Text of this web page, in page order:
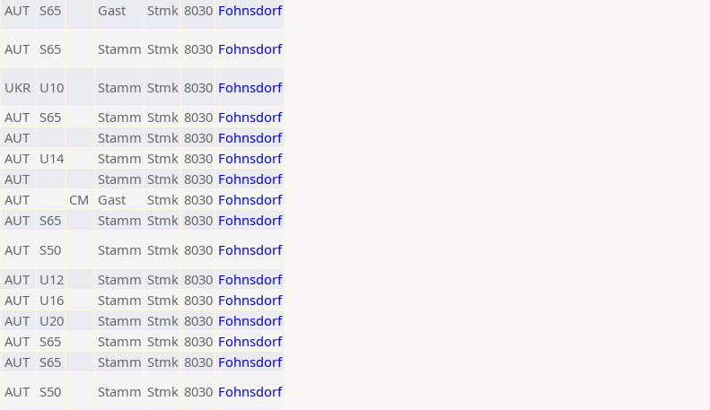
AUT S65 Gast Stmk 8030 Fohnsdorf
AUT S65 Stamm Stmk 8030 Fohnsdorf
UKR U10 Stamm Stmk 8030 Fohnsdorf
AUT S65 Stamm Stmk 8030 Fohnsdorf
AUT Stamm Stmk 8030 Fohnsdorf
AUT U14 Stamm Stmk 8030 Fohnsdorf
AUT Stamm Stmk 8030 Fohnsdorf
AUT CM Gast Stmk 8030 Fohnsdorf
AUT S65 Stamm Stmk 8030 Fohnsdorf
AUT S50 Stamm Stmk 8030 Fohnsdorf
AUT U12 Stamm Stmk 8030 Fohnsdorf
AUT U16 Stamm Stmk 8030 Fohnsdorf
AUT U20 Stamm Stmk 8030 Fohnsdorf
AUT S65 Stamm Stmk 8030 Fohnsdorf
AUT S65 Stamm Stmk 8030 Fohnsdorf
AUT S50 Stamm Stmk 8030 Fohnsdorf